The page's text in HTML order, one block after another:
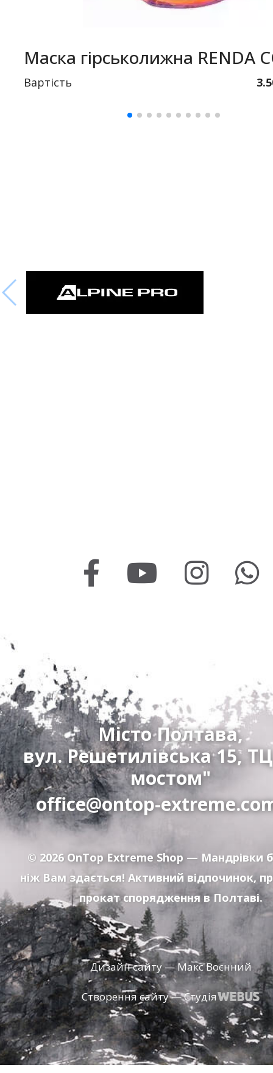
Маска гірськолижна RENDA
Вартість
Місто Полтава,
вул. Решетилівська 15,
мостом"
office@ontop-
© 2026 OnTop Extreme Shop — Мандрівки
ніж Вам здається! Активний відпочинок,
прокат спорядження в Полтаві.
Дизайн сайту — Макс Воєнний
Створення сайту — Студія